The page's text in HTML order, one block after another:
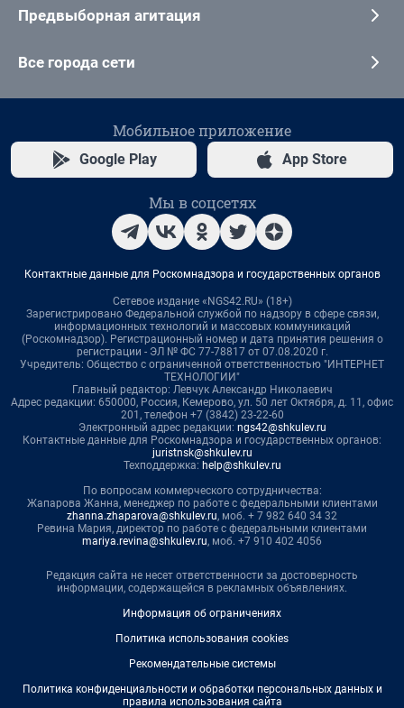
Предвыборная агитация
Все города сети
Мобильное приложение
Google Play App Store
Мы в соцсетях
Контактные данные для Роскомнадзора и государственных органов
Сетевое издание «NGS42.RU» (18+)
Зарегистрировано Федеральной службой по надзору в сфере связи,
информационных технологий и массовых коммуникаций
(Роскомнадзор). Регистрационный номер и дата принятия решения о
регистрации - ЭЛ № ФС 77-78817 от 07.08.2020 г.
Учредитель: Общество с ограниченной ответственностью "ИНТЕРНЕТ
ТЕХНОЛОГИИ"
Главный редактор: Левчук Александр Николаевич
Адрес редакции: 650000, Россия, Кемерово, ул. 50 лет Октября, д. 11, офис
201, телефон +7 (3842) 23-22-60
Электронный адрес редакции: ngs42@shkulev.ru
Контактные данные для Роскомнадзора и государственных органов:
juristnsk@shkulev.ru
Техподдержка: help@shkulev.ru
По вопросам коммерческого сотрудничества:
Жапарова Жанна, менеджер по работе с федеральными клиентами
zhanna.zhaparova@shkulev.ru, моб. + 7 982 640 34 32
Ревина Мария, директор по работе с федеральными клиентами
mariya.revina@shkulev.ru, моб. +7 910 402 4056
Редакция сайта не несет ответственности за достоверность
информации, содержащейся в рекламных объявлениях.
Информация об ограничениях
Политика использования cookies
Рекомендательные системы
Политика конфиденциальности и обработки персональных данных и
правила использования сайта